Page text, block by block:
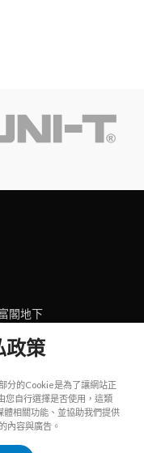
閣地下
All rights reserved.
策
分的Cookie是為了讓網站正
您自行選擇是否使用，這類
相關功能、並協助我們提供
內容與廣告。